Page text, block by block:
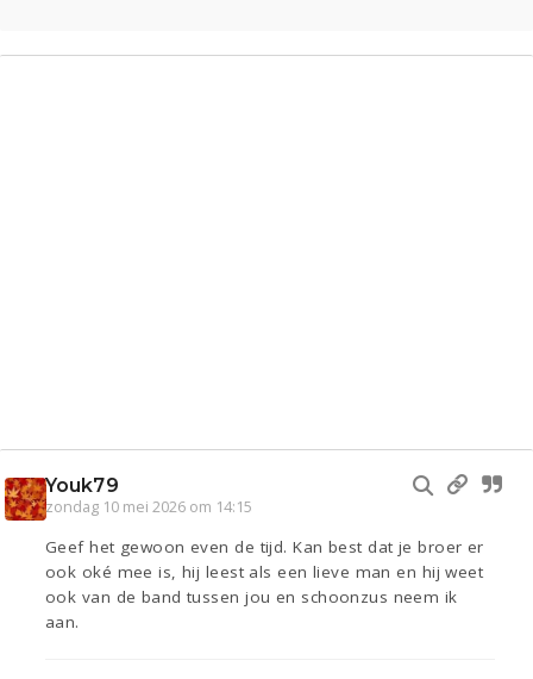
Youk79
zondag 10 mei 2026 om 14:15
Geef het gewoon even de tijd. Kan best dat je broer er
ook oké mee is, hij leest als een lieve man en hij weet
ook van de band tussen jou en schoonzus neem ik
aan.